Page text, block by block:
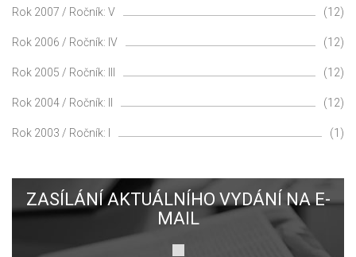
Rok 2007 / Ročník: V (12)
Rok 2006 / Ročník: IV (12)
Rok 2005 / Ročník: III (12)
Rok 2004 / Ročník: II (12)
Rok 2003 / Ročník: I (1)
ZASÍLÁNÍ AKTUÁLNÍHO VYDÁNÍ NA E-
MAIL